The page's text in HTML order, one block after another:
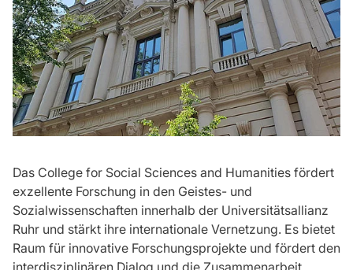
Das College for Social Sciences and Humanities fördert
exzellente Forschung in den Geistes- und
Sozialwissenschaften innerhalb der Universitätsallianz
Ruhr und stärkt ihre internationale Vernetzung. Es bietet
Raum für innovative Forschungsprojekte und fördert den
interdisziplinären Dialog und die Zusammenarbeit.